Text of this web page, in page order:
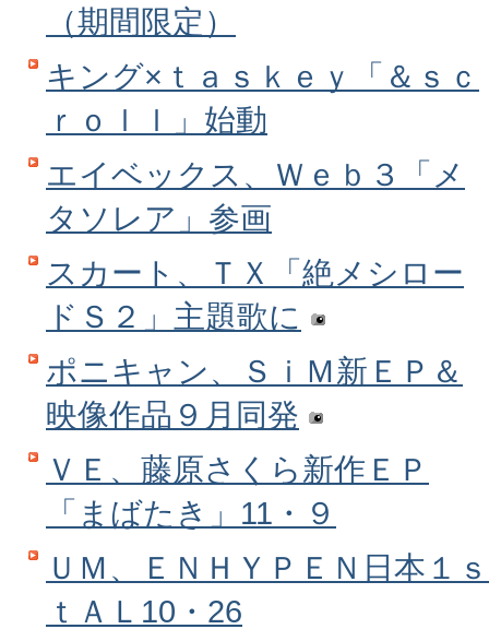
（期間限定）
キング×ｔａｓｋｅｙ「＆ｓｃ
ｒｏｌｌ」始動
エイベックス、Ｗｅｂ３「メ
タソレア」参画
スカート、ＴＸ「絶メシロー
ドＳ２」主題歌に
ポニキャン、ＳｉＭ新ＥＰ＆
映像作品９月同発
ＶＥ、藤原さくら新作ＥＰ
「まばたき」11・９
ＵＭ、ＥＮＨＹＰＥＮ日本１ｓ
ｔＡＬ10・26